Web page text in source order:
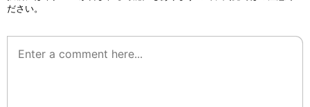
ださい。